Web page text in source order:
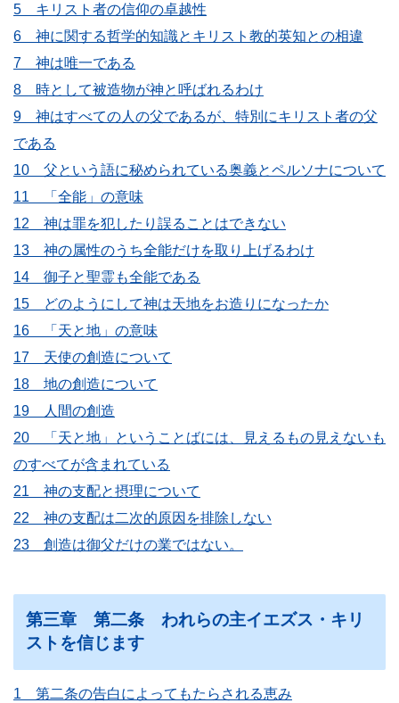
5 キリスト者の信仰の卓越性
6 神に関する哲学的知識とキリスト教的英知との相違
7 神は唯一である
8 時として被造物が神と呼ばれるわけ
9 神はすべての人の父であるが、特別にキリスト者の父
である
10 父という語に秘められている奥義とペルソナについて
11 「全能」の意味
12 神は罪を犯したり誤ることはできない
13 神の属性のうち全能だけを取り上げるわけ
14 御子と聖霊も全能である
15 どのようにして神は天地をお造りになったか
16 「天と地」の意味
17 天使の創造について
18 地の創造について
19 人間の創造
20 「天と地」ということばには、見えるもの見えないも
のすべてが含まれている
21 神の支配と摂理について
22 神の支配は二次的原因を排除しない
23 創造は御父だけの業ではない。
第三章 第二条 われらの主イエズス・キリ
ストを信じます
1 第二条の告白によってもたらされる恵み